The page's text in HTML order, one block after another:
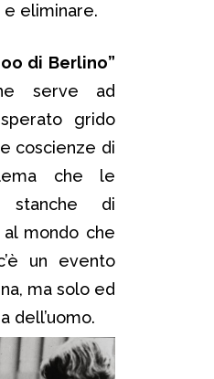
e eliminare.
di Berlino”
serve ad
grido
coscienze di
che le
stanche di
mondo che
un evento
ma solo ed
dell’uomo.